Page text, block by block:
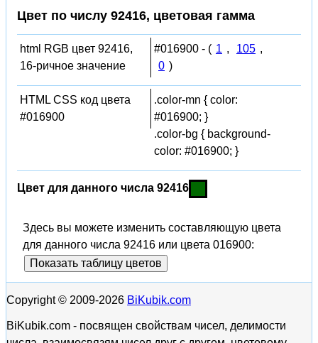
Цвет по числу 92416, цветовая гамма
html RGB цвет 92416,
16-ричное значение
#016900 - ( 1 , 105 ,
0 )
HTML CSS код цвета
#016900
.color-mn { color:
#016900; }
.color-bg { background-
color: #016900; }
Цвет для данного числа 92416
Здесь вы можете изменить составляющую цвета
для данного числа 92416 или цвета 016900:
Показать таблицу цветов
Copyright © 2009-2026 BiKubik.com
BiKubik.com - посвящен свойствам чисел, делимости